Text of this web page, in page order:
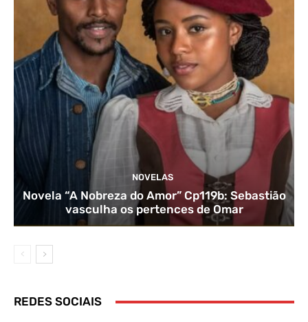
NOVELAS
Novela “A Nobreza do Amor” Cp119b: Sebastião
vasculha os pertences de Omar
REDES SOCIAIS